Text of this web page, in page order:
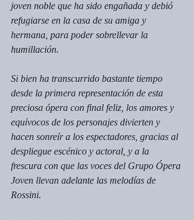
joven noble que ha sido engañada y debió
refugiarse en la casa de su amiga y
hermana, para poder sobrellevar la
humillación.
Si bien ha transcurrido bastante tiempo
desde la primera representación de esta
preciosa ópera con final feliz, los amores y
equívocos de los personajes divierten y
hacen sonreír a los espectadores, gracias al
despliegue escénico y actoral, y a la
frescura con que las voces del Grupo Ópera
Joven llevan adelante las melodías de
Rossini.